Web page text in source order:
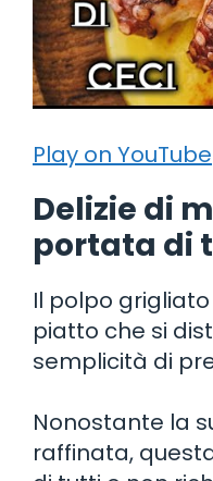
Play on YouTube
Delizie di
portata di
Il polpo
piatto che si
semplicità di
Nonostante la
raffinata,